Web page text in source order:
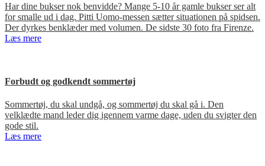
Har dine bukser nok benvidde? Mange 5-10 år gamle bukser ser alt
for smalle ud i dag. Pitti Uomo-messen sætter situationen på spidsen.
Der dyrkes benklæder med volumen. De sidste 30 foto fra Firenze.
Læs mere
Forbudt og godkendt sommertøj
Sommertøj, du skal undgå, og sommertøj du skal gå i. Den
velklædte mand leder dig igennem varme dage, uden du svigter den
gode stil.
Læs mere